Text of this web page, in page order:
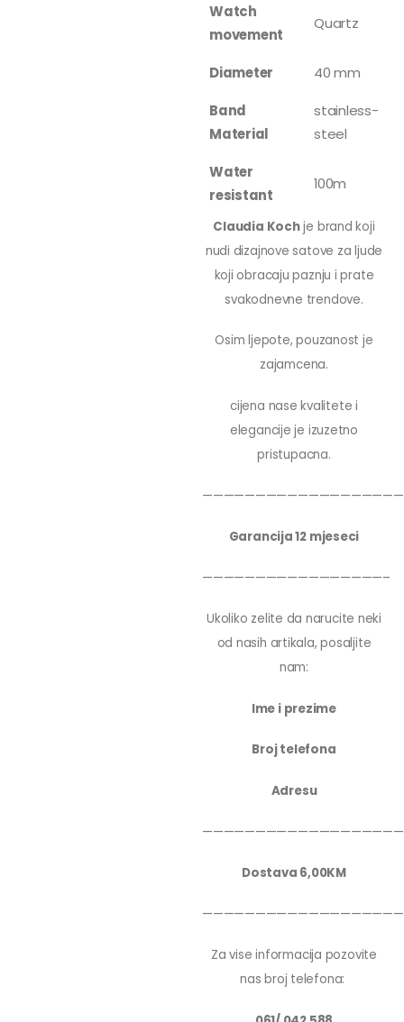
Watch
movement
Quartz
Diameter
40 mm
Band
Material
stainless-
steel
Water
resistant
100m
Claudia Kochje brand koji
nudi dizajnove satove za ljude
koji obracaju paznju i prate
svakodnevne trendove.
Osim ljepote, pouzanost je
zajamcena.
cijena nase kvalitete i
elegancije je izuzetno
pristupacna.
Garancija 12 mjeseci
—————————————————–
Ukoliko zelite da narucite neki
od nasih artikala, posaljite
nam:
Ime i prezime
Broj telefona
Adresu
———————————————————
Dostava 6,00KM
———————————————————
Za vise informacija pozovite
nas broj telefona: